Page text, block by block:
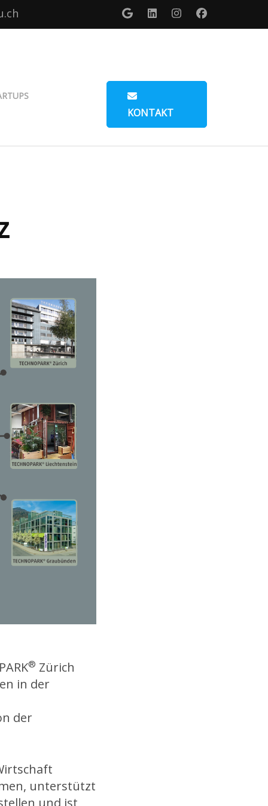
KONTAKT
® Zürich
in der
der
unterstützt